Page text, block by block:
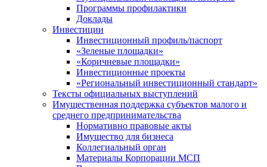
Программы профилактики
Доклады
Инвестиции
Инвестиционный профиль/паспорт
«Зеленые площадки»
«Коричневые площадки»
Инвестиционные проекты
«Региональный инвестиционный стандарт»
Тексты официальных выступлений
Имущественная поддержка субъектов малого и
среднего предпринимательства
Нормативно правовые акты
Имущество для бизнеса
Коллегиальный орган
Материалы Корпорации МСП